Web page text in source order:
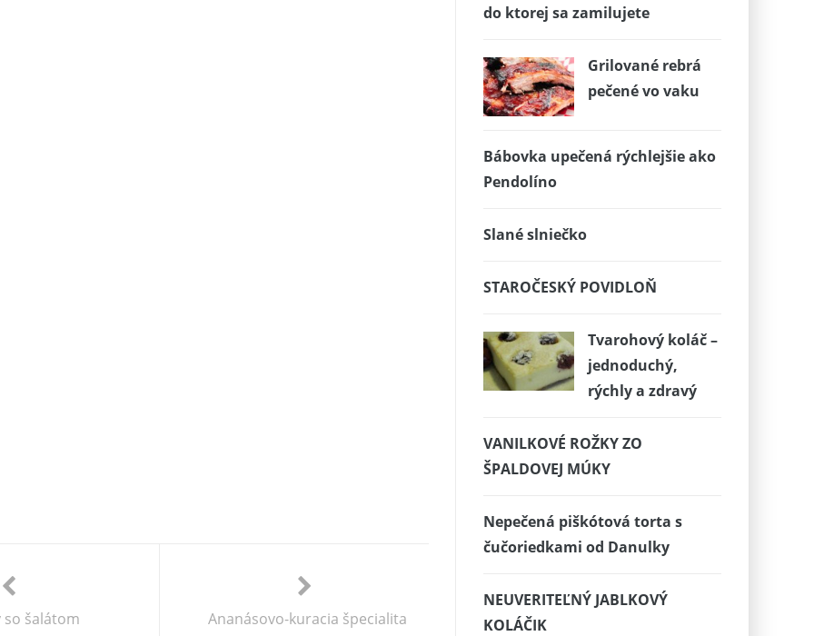
so šalátom Ananásovo-kuracia špecialita
do ktorej sa zamilujete
Grilované rebrá
pečené vo vaku
Bábovka upečená rýchlejšie ako
Pendolíno
Slané slniečko
STAROČESKÝ POVIDLOŇ
Tvarohový koláč –
jednoduchý,
rýchly a zdravý
VANILKOVÉ ROŽKY ZO
ŠPALDOVEJ MÚKY
Nepečená piškótová torta s
čučoriedkami od Danulky
NEUVERITEĽNÝ JABLKOVÝ
KOLÁČIK